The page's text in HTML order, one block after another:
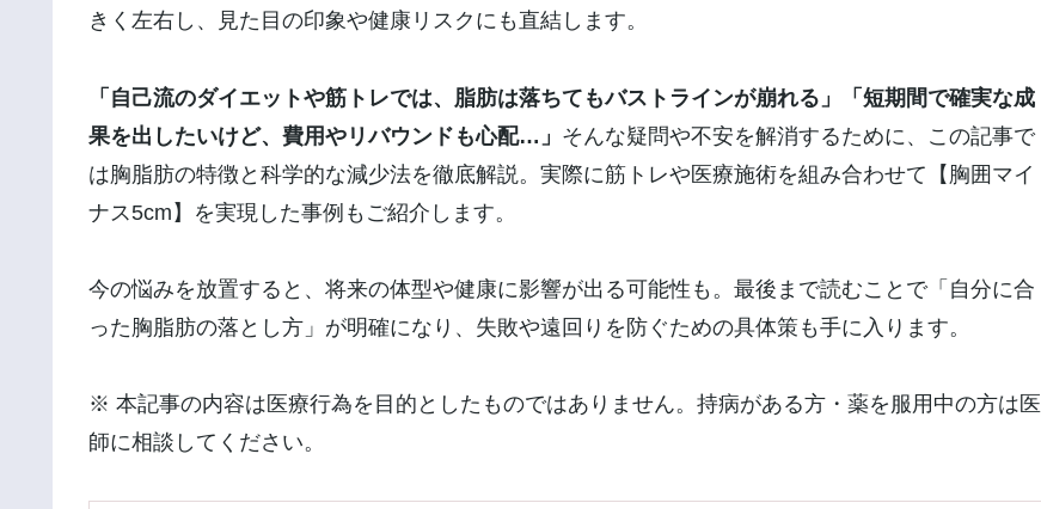
きく左右し、見た目の印象や健康リスクにも直結します。
「自己流のダイエットや筋トレでは、脂肪は落ちてもバストラインが崩れる」「短期間で確実な成
果を出したいけど、費用やリバウンドも心配…」 そんな疑問や不安を解消するために、この記事で
は胸脂肪の特徴と科学的な減少法を徹底解説。実際に筋トレや医療施術を組み合わせて【胸囲マイ
ナス5cm】を実現した事例もご紹介します。
今の悩みを放置すると、将来の体型や健康に影響が出る可能性も。最後まで読むことで「自分に合
った胸脂肪の落とし方」が明確になり、失敗や遠回りを防ぐための具体策も手に入ります。
※ 本記事の内容は医療行為を目的としたものではありません。持病がある方・薬を服用中の方は医
師に相談してください。